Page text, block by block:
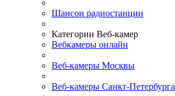
Шансон радиостанции
Категории Веб-камер
Вебкамеры онлайн
Веб-камеры Москвы
Веб-камеры Санкт-Петербурга